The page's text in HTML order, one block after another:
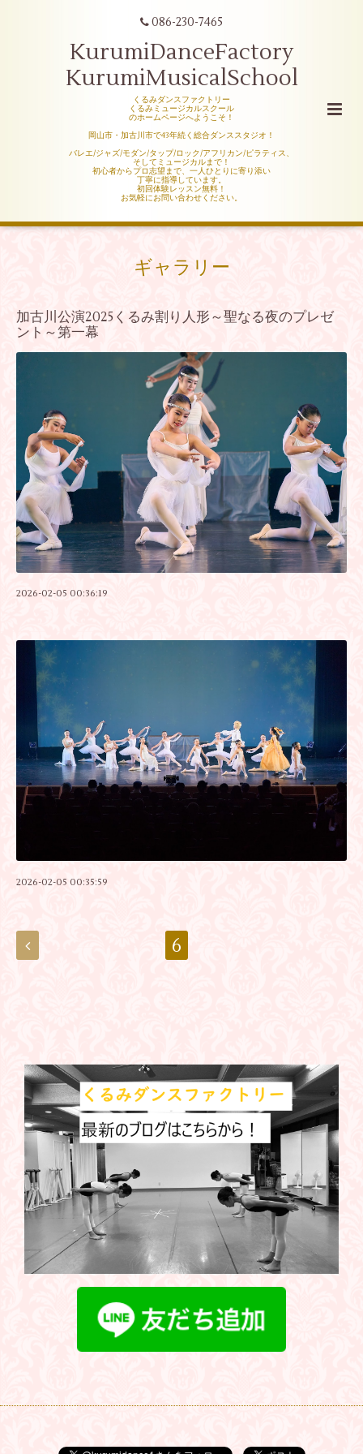
086-230-7465
KurumiDanceFactory
KurumiMusicalSchool
くるみダンスファクトリー
くるみミュージカルスクール
のホームページへようこそ！
岡山市・加古川市で43年続く総合ダンススタジオ！
バレエ/ジャズ/モダン/タップ/ロック/アフリカン/ピラティス、
そしてミュージカルまで！
初心者からプロ志望まで、一人ひとりに寄り添い
丁寧に指導しています。
初回体験レッスン無料！
お気軽にお問い合わせください。
ギャラリー
加古川公演2025くるみ割り人形～聖なる夜のプレゼ
ント～第一幕
2026-02-05 00:36:19
2026-02-05 00:35:59
6